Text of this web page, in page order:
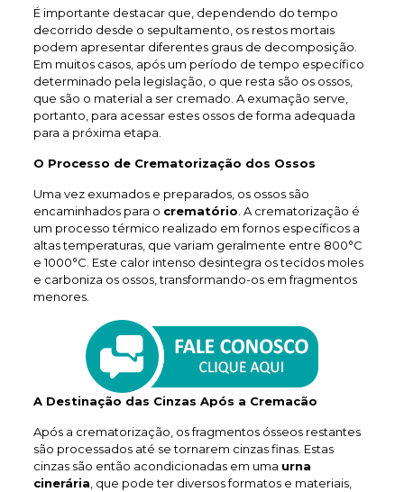
É importante destacar que, dependendo do tempo
decorrido desde o sepultamento, os restos mortais
podem apresentar diferentes graus de decomposição.
Em muitos casos, após um período de tempo específico
determinado pela legislação, o que resta são os ossos,
que são o material a ser cremado. A exumação serve,
portanto, para acessar estes ossos de forma adequada
para a próxima etapa.
O Processo de Crematorização dos Ossos
Uma vez exumados e preparados, os ossos são
encaminhados para o crematório . A crematorização é
um processo térmico realizado em fornos específicos a
altas temperaturas, que variam geralmente entre 800°C
e 1000°C. Este calor intenso desintegra os tecidos moles
e carboniza os ossos, transformando-os em fragmentos
menores.
A Destinação das Cinzas Após a Cremacão
Após a crematorização, os fragmentos ósseos restantes
são processados até se tornarem cinzas finas. Estas
cinzas são então acondicionadas em uma urna
cinerária , que pode ter diversos formatos e materiais,